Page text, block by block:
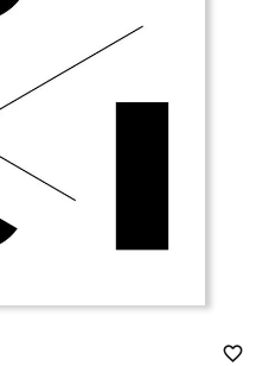
favorite_border